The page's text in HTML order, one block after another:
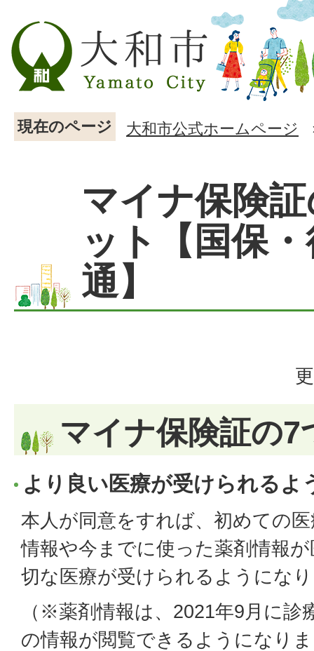
現在のページ 大和市公式ホームページ
マイナ保険
ット【国保
通】
マイナ保険証の7
より良い医療が受けられるよ
本人が同意をすれば、初めての
情報や今までに使った薬剤情報
切な医療が受けられるようにな
（※薬剤情報は、2021年9月に診
の情報が閲覧できるようになり